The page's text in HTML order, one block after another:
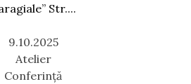
Str....
9.10.2025
Atelier
Conferință